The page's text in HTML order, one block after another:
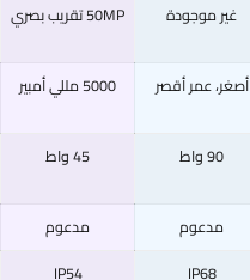
غير موجودة 50MP تقريب بصري
أصغر، عمر أقصر 5000 مللي أمبير
90 واط 45 واط
مدعوم
مدعوم
IP68
IP54